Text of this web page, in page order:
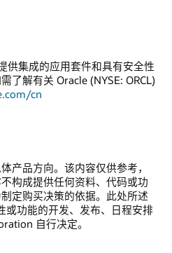
供集成的应用套件和具有安全性
了解有关 Oracle (NYSE: ORCL)
cn
产品方向。该内容仅供参考，
构成提供任何资料、代码或功
定购买决策的依据。此处所述
或功能的开发、发布、日程安排
自行决定。